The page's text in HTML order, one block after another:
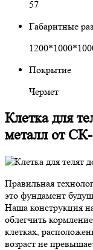
57
Габаритные
Покрытие
Чермет
Клетка для
металл от
Правильная
это фундамент
Наша конструкция
облегчить
клетках,
возраст не